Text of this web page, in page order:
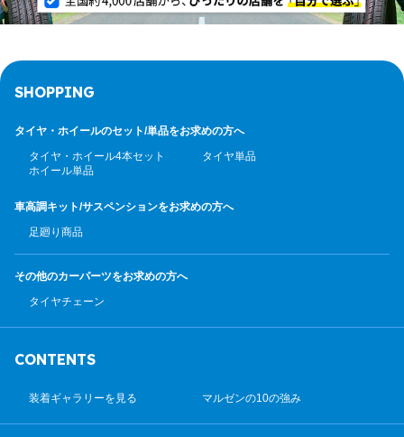
SHOPPING
タイヤ・ホイールのセット/単品をお求めの方へ
タイヤ・ホイール4本セット
タイヤ単品
ホイール単品
車高調キット/サスペンションをお求めの方へ
足廻り商品
その他のカーパーツをお求めの方へ
タイヤチェーン
CONTENTS
装着ギャラリーを見る マルゼンの10の強み